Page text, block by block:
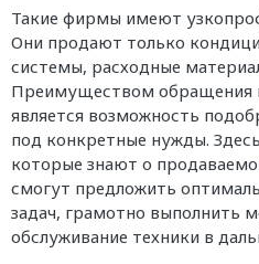
Такие фирмы имеют
Они продают только
системы, расходные
Преимуществом обращения
является возможность
под конкретные нужды.
которые знают о
смогут предложить
задач, грамотно выполнить
обслуживание техники в